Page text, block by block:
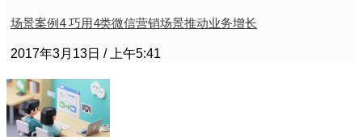
场景案例4 巧用4类微信营销场景推动业务增长
2017年3月13日 上午5:41